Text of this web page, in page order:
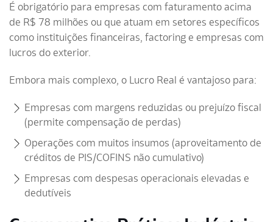
É obrigatório para empresas com faturamento acima
de R$ 78 milhões ou que atuam em setores específicos
como instituições financeiras, factoring e empresas com
lucros do exterior.
Embora mais complexo, o Lucro Real é vantajoso para:
Empresas com margens reduzidas ou prejuízo fiscal
(permite compensação de perdas)
Operações com muitos insumos (aproveitamento de
créditos de PIS/COFINS não cumulativo)
Empresas com despesas operacionais elevadas e
dedutíveis